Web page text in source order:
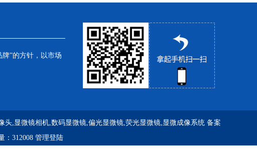
”的方针，以市场
头,显微镜相机,数码显微镜,偏光显微镜,荧光显微镜,显微成像系统备案
：312008 管理登陆